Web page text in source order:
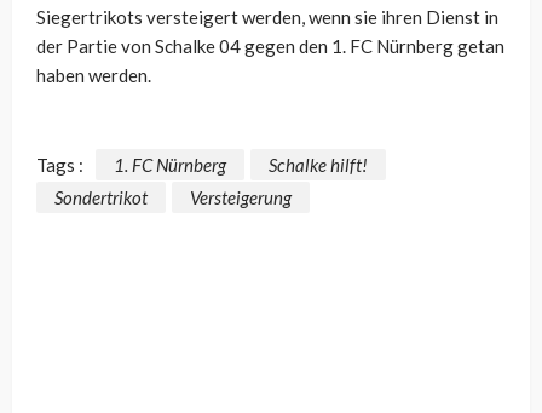
Siegertrikots versteigert werden, wenn sie ihren Dienst in
der Partie von Schalke 04 gegen den 1. FC Nürnberg getan
haben werden.
Tags : 1. FC Nürnberg
Schalke hilft!
Sondertrikot
Versteigerung